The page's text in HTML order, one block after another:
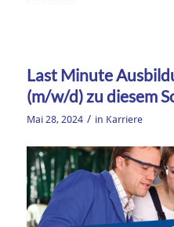
Last Minute
(m/w/d) zu diesem
Mai 28, 2024 / in Karriere